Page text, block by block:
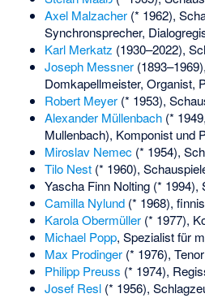
Axel Malzacher(* 1962),
Synchronsprecher,
Karl Merkatz (1930–2022),
Joseph Messner
Domkapellmeister, Organist,
Robert Meyer(* 1953),
Alexander Müllenbach(*
Mullenbach), Komponist und
Miroslav Nemec(* 1954),
Tilo Nest(* 1960),
Yascha Finn Nolting(* 1994),
Camilla Nylund(* 1968),
Karola Obermüller(* 1977),
Michael Popp, Spezialist für
Max Prodinger(* 1976), Tenor
Philipp Preuss (* 1974),
Josef Resl(* 1956),